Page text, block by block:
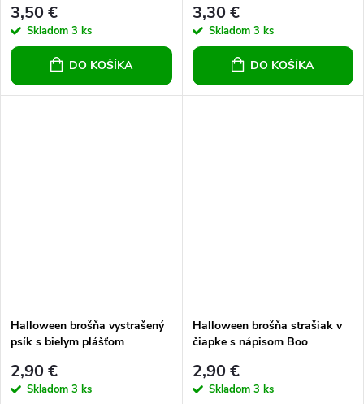
3,50 €
Skladom 3 ks
DO KOŠÍKA
3,30 €
Skladom 3 ks
DO KOŠÍKA
Halloween brošňa vystrašený
psík s bielym plášťom
2,90 €
Skladom 3 ks
Halloween brošňa strašiak v
čiapke s nápisom Boo
2,90 €
Skladom 3 ks